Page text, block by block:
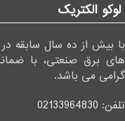
لوکو الکتریک
با بیش از ده سال سابقه در
های برق صنعتی، با
گرامی می باشد.
تلفن: 02133964830